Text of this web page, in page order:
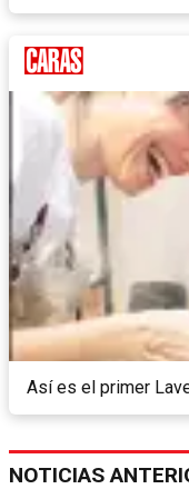
Así es el primer
NOTICIAS